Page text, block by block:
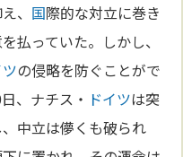
、 国際的な対立に巻き
払っていた。しかし、
の侵略を防ぐことがで
、ナチス・ ドイツは突
中立は儚くも破られ